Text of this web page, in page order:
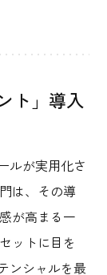
ト」導入
ルが実用化さ
は、その導
が高まる一
ットに目を
ンシャルを最